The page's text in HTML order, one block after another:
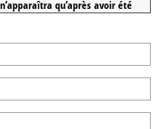
qu’après avoir été